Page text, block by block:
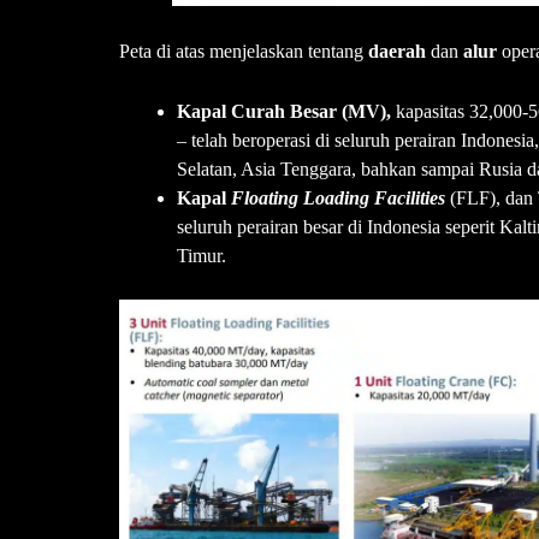
Peta di atas menjelaskan tentang daerah dan alur
Kapal Curah Besar (MV), kapasitas 32,000-
– telah beroperasi di seluruh perairan
Selatan, Asia Tenggara, bahkan sampai Rusia
Kapal Floating Loading Facilities (FLF), dan
seluruh perairan besar di Indonesia seperit
Timur.